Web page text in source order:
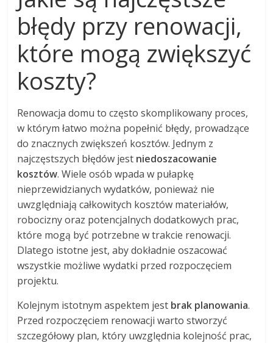
błędy przy renowacji,
które mogą zwiększyć
koszty?
Renowacja domu to często skomplikowany proces,
w którym łatwo można popełnić błędy, prowadzące
do znacznych zwiększeń kosztów. Jednym z
najczęstszych błędów jest niedoszacowanie
kosztów. Wiele osób wpada w pułapkę
nieprzewidzianych wydatków, ponieważ nie
uwzględniają całkowitych kosztów materiałów,
robocizny oraz potencjalnych dodatkowych prac,
które mogą być potrzebne w trakcie renowacji.
Dlatego istotne jest, aby dokładnie oszacować
wszystkie możliwe wydatki przed rozpoczęciem
projektu.
Kolejnym istotnym aspektem jest brak planowania.
Przed rozpoczęciem renowacji warto stworzyć
szczegółowy plan, który uwzględnia kolejność prac,